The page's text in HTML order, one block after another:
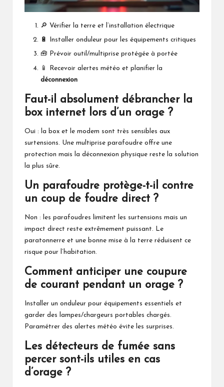
🔎 Vérifier la terre et l’installation électrique
🔋 Installer onduleur pour les équipements critiques
🧰 Prévoir outil/multiprise protégée à portée
📱 Recevoir alertes météo et planifier la
déconnexion
Faut-il absolument débrancher la
box internet lors d’un orage ?
Oui : la box et le modem sont très sensibles aux
surtensions. Une multiprise parafoudre offre une
protection mais la déconnexion physique reste la solution
la plus sûre.
Un parafoudre protège-t-il contre
un coup de foudre direct ?
Non : les parafoudres limitent les surtensions mais un
impact direct reste extrêmement puissant. Le
paratonnerre et une bonne mise à la terre réduisent ce
risque pour l’habitation.
Comment anticiper une coupure
de courant pendant un orage ?
Installer un onduleur pour équipements essentiels et
garder des lampes/chargeurs portables chargés.
Paramétrer des alertes météo évite les surprises.
Les détecteurs de fumée sans
percer sont-ils utiles en cas
d’orage ?